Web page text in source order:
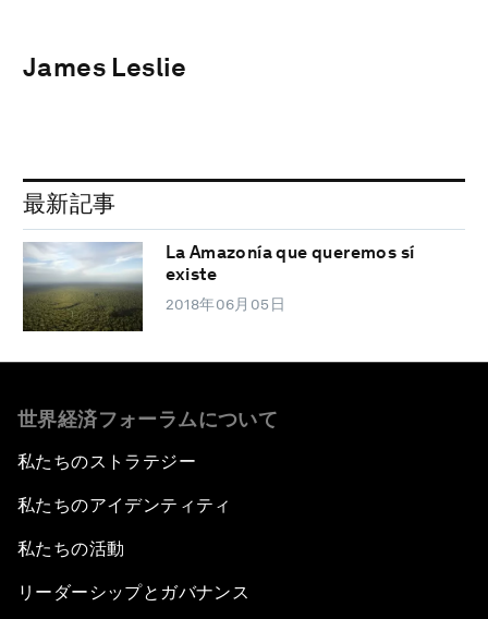
James Leslie
最新記事
La Amazonía que queremos sí
existe
2018年06月05日
世界経済フォーラムについて
私たちのストラテジー
私たちのアイデンティティ
私たちの活動
リーダーシップとガバナンス